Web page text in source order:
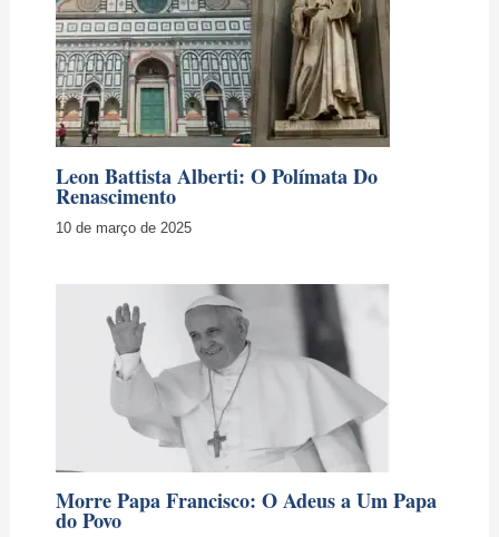
Leon Battista Alberti: O Polímata Do
Renascimento
10 de março de 2025
Morre Papa Francisco: O Adeus a Um Papa
do Povo